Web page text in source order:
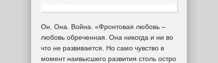
Он. Она. Война. «Фронтовая любовь –
любовь обреченная. Она никогда и ни во
что не развивается. Но само чувство в
момент наивысшего развития столь остро